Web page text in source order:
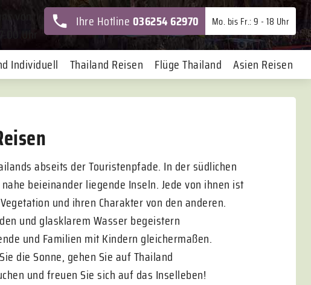
von
Uhr
Ihre Hotline036254 62970 Mo. bis Fr.: 9 - 18 Uhr
Individuell Thailand Reisen Flüge Thailand Asien Reisen
abseits der Touristenpfade. In der südlichen
beieinander liegende Inseln. Jede von ihnen ist
und ihren Charakter von den anderen.
und glasklarem Wasser begeistern
und Familien mit Kindern gleichermaßen.
die Sonne, gehen Sie auf Thailand
und freuen Sie sich auf das Inselleben!